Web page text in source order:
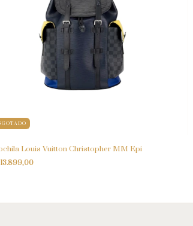
Louis Vuitton Christopher MM Epi